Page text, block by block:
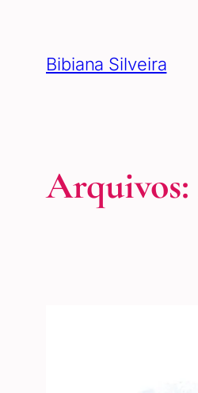
Bibiana Silveira
Arquivos: